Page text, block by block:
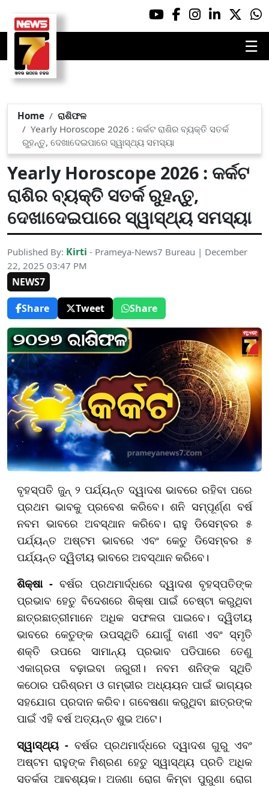
☰
Home
ରାଶିଫଳ
Yearly Horoscope 2026 : କର୍କଟ ରାଶିର ବ୍ୟକ୍ତି ସତର୍କ
ରୁହନ୍ତୁ, ଦେଖାଦେଇପାରେ ସ୍ୱାସ୍ଥ୍ୟ ସମସ୍ୟା
Yearly Horoscope 2026 : କର୍କଟ
ରାଶିର ବ୍ୟକ୍ତି ସତର୍କ ରୁହନ୍ତୁ,
ଦେଖାଦେଇପାରେ ସ୍ୱାସ୍ଥ୍ୟ ସମସ୍ୟା
Published By: Kirti - Prameya-News7 Bureau | December
22, 2025 03:47 PM
NEWS7
Share
Tweet Share
ବୃହସ୍ପତି ଜୁନ୍ ୨ ପର୍ଯ୍ୟନ୍ତ ଦ୍ୱାଦଶ ଭାବରେ ରହିବା ପରେ
ପ୍ରଥମ ଭାବକୁ ପ୍ରବେଶ କରିବେ। ଶନି ସମ୍ପୂର୍ଣ୍ଣ ବର୍ଷ
ନବମ ଭାବରେ ଅବସ୍ଥାନ କରିବେ। ରାହୁ ଡିସେମ୍ବର ୫
ପର୍ଯ୍ୟନ୍ତ ଅଷ୍ଟମ ଭାବରେ ଏବଂ କେତୁ ଡିସେମ୍ବର ୫
ପର୍ଯ୍ୟନ୍ତ ଦ୍ୱିତୀୟ ଭାବରେ ଅବସ୍ଥାନ କରିବେ।
ଶିକ୍ଷା -ବର୍ଷର ପ୍ରଥମାର୍ଦ୍ଧରେ ଦ୍ୱାଦଶ ବୃହସ୍ପତିଙ୍କ
ପ୍ରଭାବ ହେତୁ ବିଦେଶରେ ଶିକ୍ଷା ପାଇଁ ଚେଷ୍ଟା କରୁଥିବା
ଛାତ୍ରଛାତ୍ରୀମାନେ ଅଧିକ ସଫଳତା ପାଇବେ। ଦ୍ୱିତୀୟ
ଭାବରେ କେତୁଙ୍କ ଉପସ୍ଥିତି ଯୋଗୁଁ ବାଣୀ ଏବଂ ସ୍ମୃତି
ଶକ୍ତି ଉପରେ ସାମାନ୍ୟ ପ୍ରଭାବ ପଡିପାରେ ତେଣୁ
ଏକାଗ୍ରତା ବଢ଼ାଇବା ଜରୁରୀ। ନବମ ଶନିଙ୍କ ସ୍ଥିତି
କଠୋର ପରିଶ୍ରମ ଓ ଗମ୍ଭୀର ଅଧ୍ୟୟନ ପାଇଁ ଭାଗ୍ୟର
ସହଯୋଗ ପ୍ରଦାନ କରିବ। ଗବେଷଣା କରୁଥିବା ଛାତ୍ରଙ୍କ
ପାଇଁ ଏହି ବର୍ଷ ଅତ୍ୟନ୍ତ ଶୁଭ ଅଟେ।
ସ୍ୱାସ୍ଥ୍ୟ - ବର୍ଷର ପ୍ରଥମାର୍ଦ୍ଧରେ ଦ୍ୱାଦଶ ଗୁରୁ ଏବଂ
ଅଷ୍ଟମ ରାହୁଙ୍କ ମିଶ୍ରଣ ହେତୁ ସ୍ୱାସ୍ଥ୍ୟ ପ୍ରତି ଅଧିକ
ସତର୍କତା ଆବଶ୍ୟକ। ଅଜଣା ରୋଗ କିମ୍ବା ପୁରୁଣା ରୋଗ